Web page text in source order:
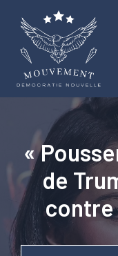
contenu
«
de
contre